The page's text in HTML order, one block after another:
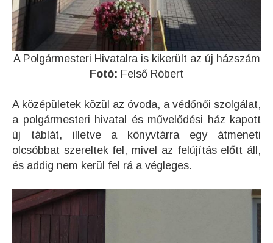
A Polgármesteri Hivatalra is kikerült az új házszám
Fotó: Felső Róbert
A középületek közül az óvoda, a védőnői szolgálat,
a polgármesteri hivatal és művelődési ház kapott
új táblát, illetve a könyvtárra egy átmeneti
olcsóbbat szereltek fel, mivel az felújítás előtt áll,
és addig nem kerül fel rá a végleges.